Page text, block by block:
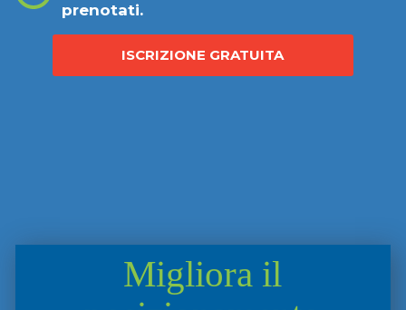
prenotati.
ISCRIZIONE GRATUITA
Migliora il